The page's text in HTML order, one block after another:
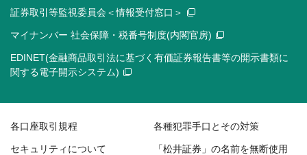
証券取引等監視委員会＜情報受付窓口＞
マイナンバー 社会保障・税番号制度(内閣官房)
EDINET(金融商品取引法に基づく有価証券報告書等の開示書類に
関する電子開示システム)
各口座取引規程 各種犯罪手口とその対策
セキュリティについて
「松井証券」の名前を無断使用